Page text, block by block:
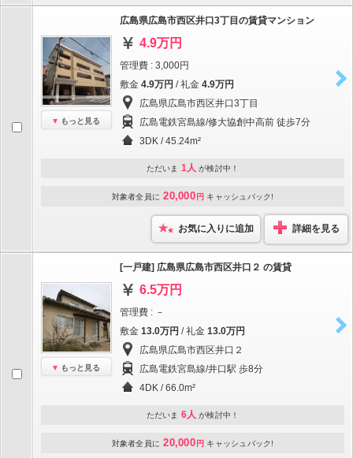
もっと見る
広島県広島市西区井口3丁目の賃貸マンション
4.9万円
管理費 : 3,000円
敷金 4.9万円 / 礼金 4.9万円
広島県広島市西区井口3丁目
広島電鉄宮島線/修大協創中高前 徒歩7分
3DK / 45.24m²
ただいま 1人 が検討中！
対象者全員に 20,000 円 キャッシュバック!
お気に入りに追加 詳細を見る
もっと見る
[一戸建] 広島県広島市西区井口２ の賃貸
6.5万円
管理費 : －
敷金 13.0万円 / 礼金 13.0万円
広島県広島市西区井口２
広島電鉄宮島線/井口駅 歩8分
4DK / 66.0m²
ただいま 6人 が検討中！
対象者全員に 20,000 円 キャッシュバック!